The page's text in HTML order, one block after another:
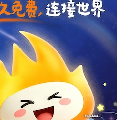
录入口
i7加速器
kuai500
器 vp加速器
中信加速器
速器 喵云 回锅肉加速器
小蓝鸟加速器
布谷vp加速器
快连 怎么上外网
易飞加速器
松果云 梯子加速器